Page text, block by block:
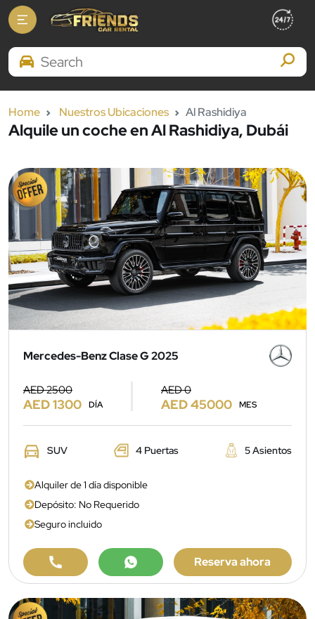
Search Brands
Home Nuestros Ubicaciones Al Rashidiya
Alquile un coche en Al Rashidiya, Dubái
Mercedes-Benz Clase G 2025
AED 2500
AED 1300 DÍA
AED 0
AED 45000 MES
SUV 4 Puertas 5 Asientos
Alquiler de 1 día disponible
Depósito: No Requerido
Seguro incluido
Reserva ahora